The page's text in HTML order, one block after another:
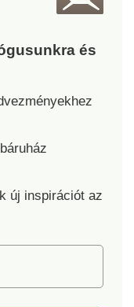
többféle
közül
A hímzés
12. A
a hímzés
és
új inspirációt az